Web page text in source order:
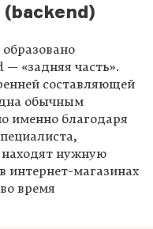
— «задняя часть».
составляющей
обычным
именно благодаря
нужную
магазинах
время